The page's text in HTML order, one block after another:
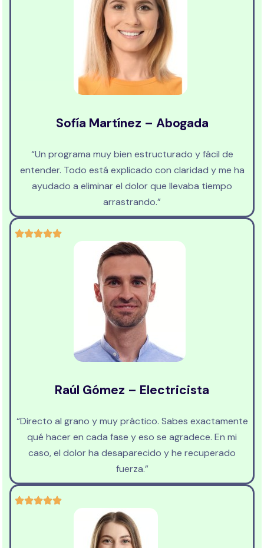
Sofía Martínez – Abogada
“Un programa muy bien estructurado y fácil de
entender. Todo está explicado con claridad y me ha
ayudado a eliminar el dolor que llevaba tiempo
arrastrando.”
Raúl Gómez – Electricista
“Directo al grano y muy práctico. Sabes exactamente
qué hacer en cada fase y eso se agradece. En mi
caso, el dolor ha desaparecido y he recuperado
fuerza.”